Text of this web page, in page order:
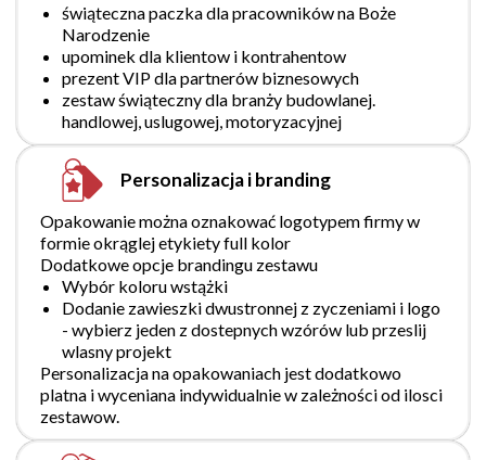
świąteczna paczka dla pracowników na Boże
Narodzenie
upominek dla klientow i kontrahentow
prezent VIP dla partnerów biznesowych
zestaw świąteczny dla branży budowlanej.
handlowej, uslugowej, motoryzacyjnej
Personalizacja i branding
Opakowanie można oznakować logotypem firmy w
formie okrąglej etykiety full kolor
Dodatkowe opcje brandingu zestawu
Wybór koloru wstążki
Dodanie zawieszki dwustronnej z zyczeniami i logo
- wybierz jeden z dostepnych wzórów lub przeslij
wlasny projekt
Personalizacja na opakowaniach jest dodatkowo
platna i wyceniana indywidualnie w zależności od ilosci
zestawow.